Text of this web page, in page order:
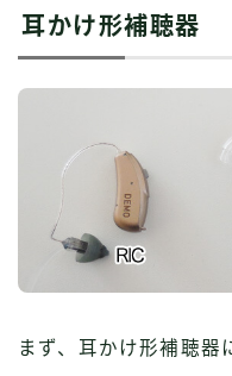
耳かけ形補聴器
まず、耳かけ形補聴器